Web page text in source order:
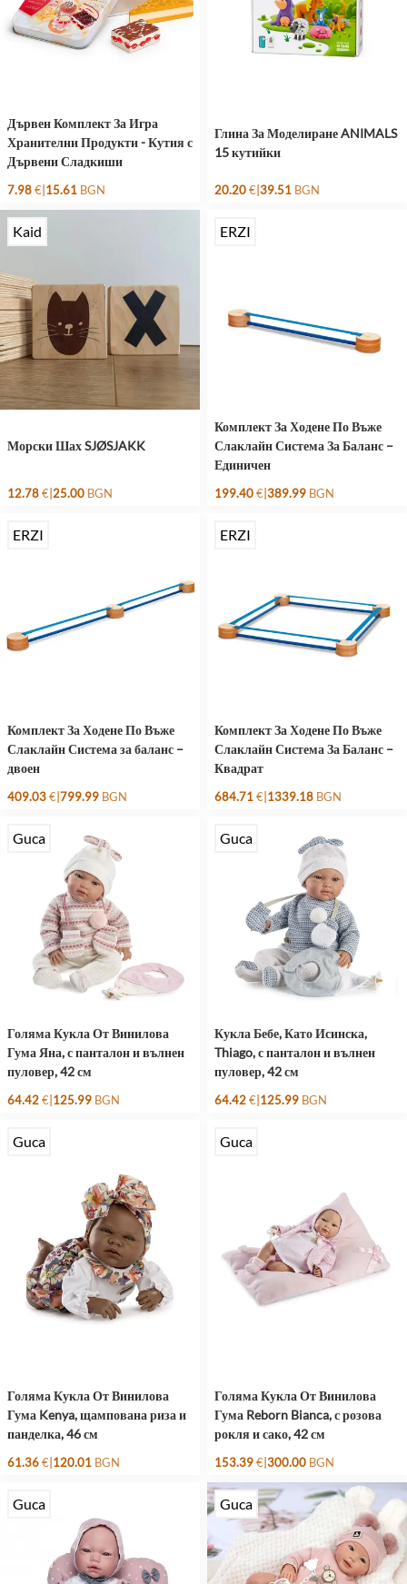
Дървен Комплект За Игра
Хранителни Продукти - Кутия с
Дървени Сладкиши
7.98€|15.61 BGN
Глина За Моделиране ANIMALS
15 кутийки
20.20€|39.51 BGN
Kaid
Морски Шах SJØSJAKK
12.78€|25.00 BGN
ERZI
Комплект За Ходене По Въже
Слаклайн Система За Баланс –
Единичен
199.40€|389.99 BGN
ERZI
Комплект За Ходене По Въже
Слаклайн Система за баланс –
двоен
409.03€|799.99 BGN
ERZI
Комплект За Ходене По Въже
Слаклайн Система За Баланс –
Квадрат
684.71€|1339.18 BGN
Guca
Голяма Кукла От Винилова
Гума Яна, с панталон и вълнен
пуловер, 42 см
64.42€|125.99 BGN
Guca
Кукла Бебе, Като Исинска,
Thiago, с панталон и вълнен
пуловер, 42 см
64.42€|125.99 BGN
Guca
Голяма Кукла От Винилова
Гума Kenya, щампована риза и
панделка, 46 см
61.36€|120.01 BGN
Guca
Голяма Кукла От Винилова
Гума Reborn Bianca, с розова
рокля и сако, 42 см
153.39€|300.00 BGN
Guca Guca